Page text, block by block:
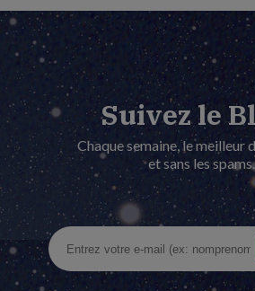
Suivez le
Chaque semaine, le meilleur
et sans les spams.